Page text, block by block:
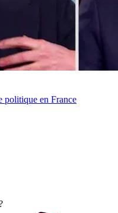
politique en France